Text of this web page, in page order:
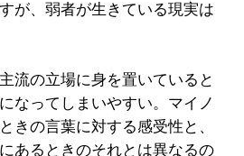
が、弱者が生きている現実は
流の立場に身を置いていると
なってしまいやすい。マイノ
きの言葉に対する感受性と、
あるときのそれとは異なるの